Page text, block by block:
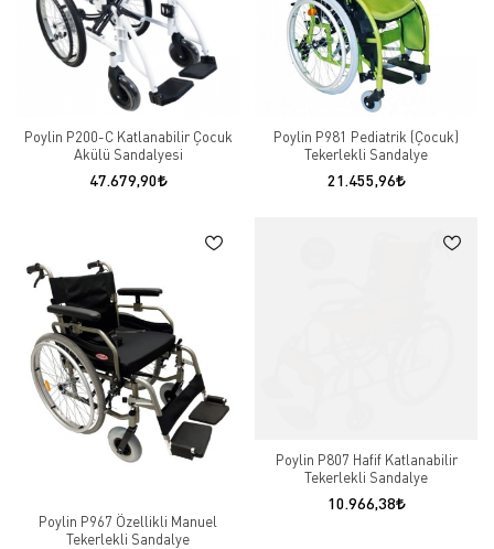
Poylin P200-C Katlanabilir Çocuk
Akülü Sandalyesi
47.679,90
Poylin P981 Pediatrik (Çocuk)
Tekerlekli Sandalye
21.455,96
Poylin P967 Özellikli Manuel
Tekerlekli Sandalye
Poylin P807 Hafif Katlanabilir
Tekerlekli Sandalye
10.966,38